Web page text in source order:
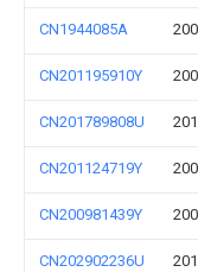
CN1944085A
CN201195910Y
CN201789808U
CN201124719Y
CN200981439Y
CN202902236U